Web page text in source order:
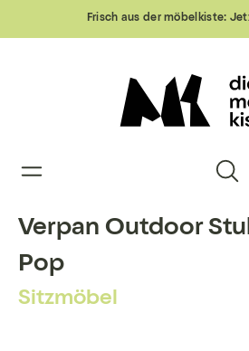
Frisch aus der möbelkiste:
Verpan Outdoor
Pop
Sitzmöbel